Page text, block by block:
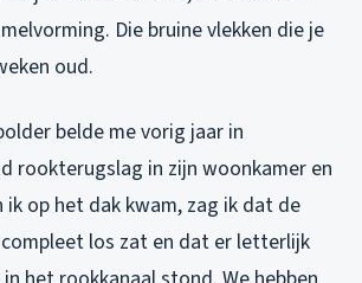
Die bruine vlekken die je
oud.
belde me vorig jaar in
rookterugslag in zijn woonkamer en
ik op het dak kwam, zag ik dat de
los zat en dat er letterlijk